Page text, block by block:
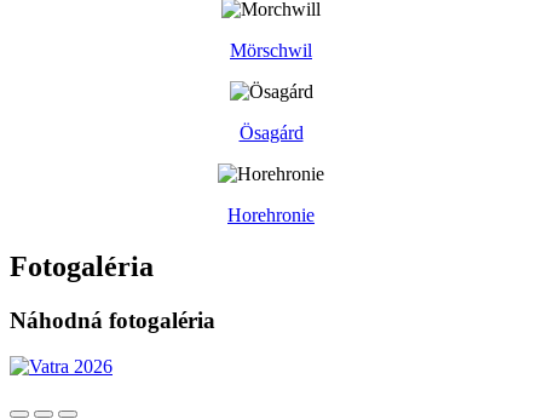
Mörschwil
Ösagárd
Horehronie
Fotogaléria
Náhodná fotogaléria